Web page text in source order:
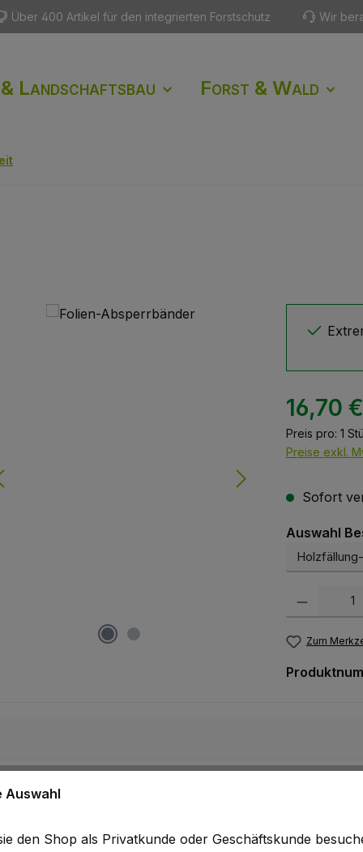
Über 400 Artikel für den integrierten Forstschutz Wir
Landschaftsbau Forst & Wald
16,70 €
Preis pro: 1
Preise exkl.
Sofort
Auswahl
Produkt
Zum
Auswahl
den Shop als Privatkunde oder Geschäftskunde